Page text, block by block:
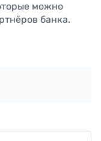
можно
банка.